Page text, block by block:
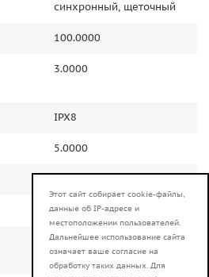
синхронный, щеточный
100.0000
3.0000
IPX8
5.0000
ВН
Нижний
Алюминий
Этот сайт собирает cookie-файлы,
данные об IP-адресе и
местоположении пользователей.
Дальнейшее использование сайта
означает ваше согласие на
обработку таких данных. Для